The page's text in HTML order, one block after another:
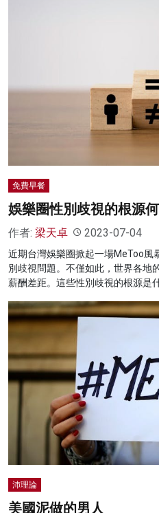
名家榜
免費早餐
娛樂圈性別歧視的根源
作者: 梁天卓 2023-07-04
近期台灣娛樂圈掀起一場MeToo風
別歧視問題。不僅如此，世界各地
薪酬差距。這些性別歧視的根源是
沛理論
美國泥做的男人